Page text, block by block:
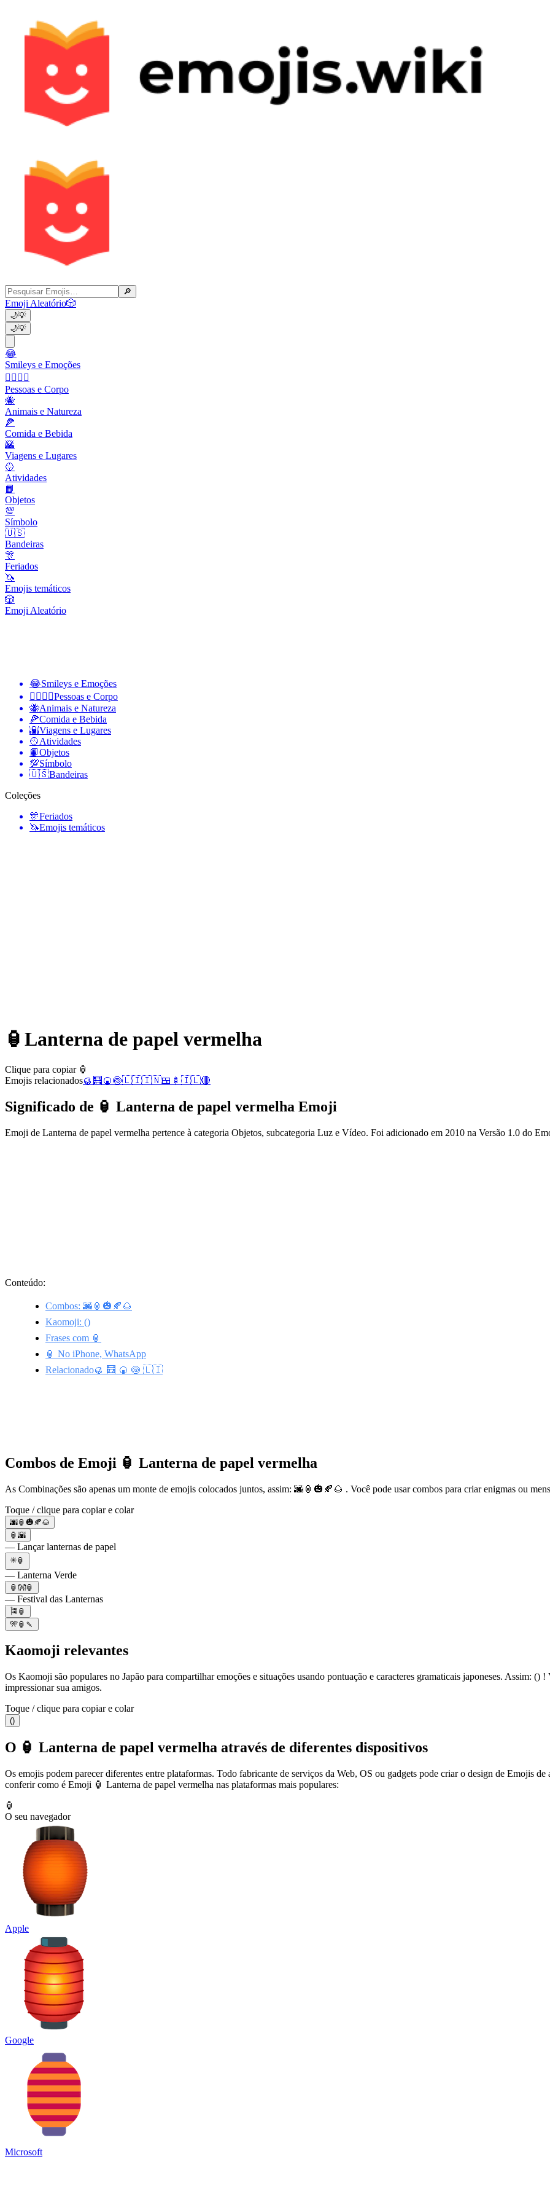
🔎
Emoji Aleatório🎲
🌙💡
🌙💡
😂
Smileys e Emoções
👩‍❤️‍💋‍👨
Pessoas e Corpo
🐝
Animais e Natureza
🍕
Comida e Bebida
🌇
Viagens e Lugares
🥎
Atividades
📙
Objetos
💯
Símbolo
🇺🇸
Bandeiras
🎊
Feriados
🦄
Emojis temáticos
🎲
Emoji Aleatório
😂Smileys e Emoções
👩‍❤️‍💋‍👨Pessoas e Corpo
🐝Animais e Natureza
🍕Comida e Bebida
🌇Viagens e Lugares
🥎Atividades
📙Objetos
💯Símbolo
🇺🇸Bandeiras
Coleções
🎊Feriados
🦄Emojis temáticos
🏮 Lanterna de papel vermelha
Clique para copiar 🏮
Emojis relacionados🥮 🧮 🍘🍥🇱🇮🇮🇳🍱 🍢 🇮🇱🔴
Significado de 🏮 Lanterna de papel vermelha Emoji
Emoji de Lanterna de papel vermelha pertence à categoria Objetos, subcategoria Luz e Vídeo. Foi adicionado em 2010 na Versão 1.0 do
Conteúdo:
Combos: 🌆🏮🎃🍂🌰
Kaomoji: ()
Frases com 🏮
🏮 No iPhone, WhatsApp
Relacionado🥮 🧮 🍘 🍥 🇱🇮
Combos de Emoji 🏮 Lanterna de papel vermelha
As Combinações são apenas um monte de emojis colocados juntos, assim: 🌆🏮🎃🍂🌰 . Você pode usar combos para criar enigmas ou
Toque / clique para copiar e colar
🌆🏮🎃🍂🌰
🏮🌇
— Lançar lanternas de papel
✳️🏮
— Lanterna Verde
🏮👐🏮
— Festival das Lanternas
🎏🏮
🎌🏮🍡
Kaomoji relevantes
Os Kaomoji são populares no Japão para compartilhar emoções e situações usando pontuação e caracteres gramaticais japoneses. Assim: ()
impressionar sua amigos.
Toque / clique para copiar e colar
()
O 🏮 Lanterna de papel vermelha através de diferentes dispositivos
Os emojis podem parecer diferentes entre plataformas. Todo fabricante de serviços da Web, OS ou gadgets pode criar o design de Emojis
conferir como é Emoji 🏮 Lanterna de papel vermelha nas plataformas mais populares:
🏮
O seu navegador
Apple
Google
Microsoft